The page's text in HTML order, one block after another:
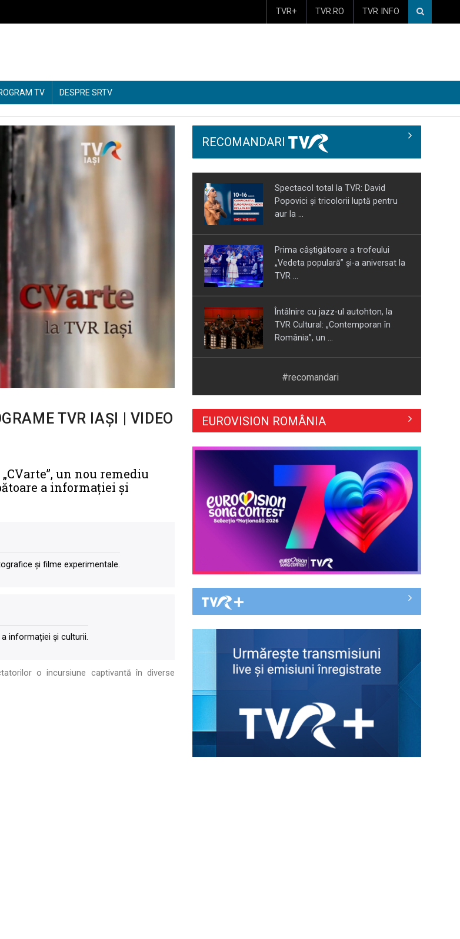
TVR+ TVR.RO TVR INFO
TV DESPRE SRTV
TVR IAȘI | VIDEO
un nou remediu
a informației și
și filme experimentale.
informației și culturii.
o incursiune captivantă în diverse
RECOMANDARI
Spectacol total la TVR: David
Popovici și tricolorii luptă pentru
aur la ...
Prima câştigătoare a trofeului
„Vedeta populară” şi-a aniversat la
TVR ...
Întâlnire cu jazz-ul autohton, la
TVR Cultural: „Contemporan în
România”, un ...
Piesa „Inimă, nu fi de piatră” a
Hora care unește generații | VIDEO
Piesa Angelei Similea „După
noapte vine zi” – pe podium şi
acum în inimile ...
Cum ne-a îmbolnăvit telefonul și
cum salvarea era mereu acolo: Mai
piesă în ...
„Cerul” trupei Proconsul – a şasea
„Cerbul ...
„Spune-mi”, piesa Monicăi Anghel
– a patra cea mai votată în
#recomandari
EUROVISION ROMÂNIA